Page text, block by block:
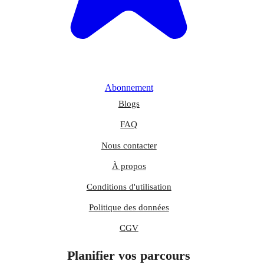
Abonnement
Blogs
FAQ
Nous contacter
À propos
Conditions d'utilisation
Politique des données
CGV
Planifier vos parcours